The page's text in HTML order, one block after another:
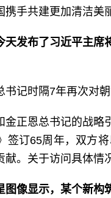
携手共建更加清洁美
天发布了习近平主
书记时隔7年再次对
金正恩总书记的战
签订65周年，双方
。关于访问具体
图像显示，某个新